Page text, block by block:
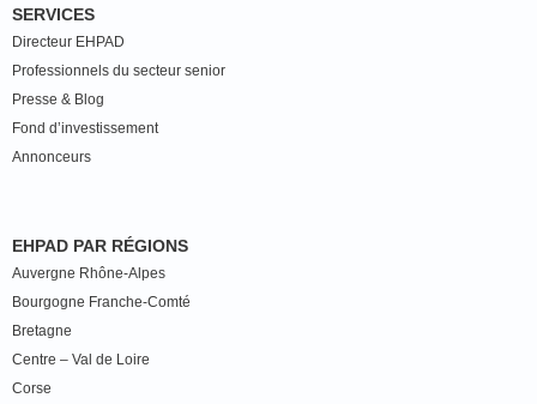
SERVICES
Directeur EHPAD
Professionnels du secteur senior
Presse & Blog
Fond d’investissement
Annonceurs
EHPAD PAR RÉGIONS
Auvergne Rhône-Alpes
Bourgogne Franche-Comté
Bretagne
Centre – Val de Loire
Corse